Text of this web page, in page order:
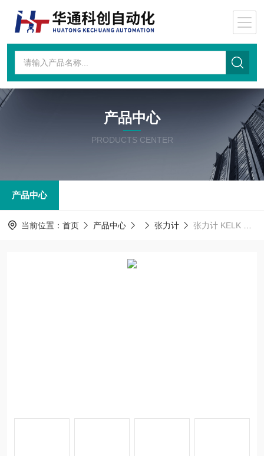
产品中心
PRODUCTS CENTER
产品中心
当前位置： 首页 产品中心 张力计 张力计 KELK DSP2-CBL-2-0-B-B